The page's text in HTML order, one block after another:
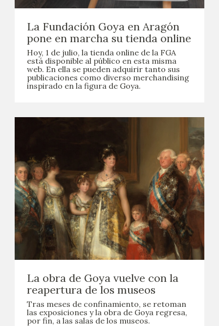
EXPOSICIONES
ACTIVIDADES
ACTUALIDAD
SALA DE PRENSA
BIOGRAFÍA
CRONOLOGÍA
EL VIAJE DE GOYA
CATÁLOGO
GOYA EN EL MUNDO
GOYA EN ARAGÓN
PREMIO ARAGÓN GOYA
La Fundación Goya en Aragón
pone en marcha su tienda online
Hoy, 1 de julio, la tienda online de la FGA
está disponible al público en esta misma
web. En ella se pueden adquirir tanto sus
publicaciones como diverso merchandising
inspirado en la figura de Goya.
La obra de Goya vuelve con la
reapertura de los museos
Tras meses de confinamiento, se retoman
las exposiciones y la obra de Goya regresa,
por fin, a las salas de los museos.